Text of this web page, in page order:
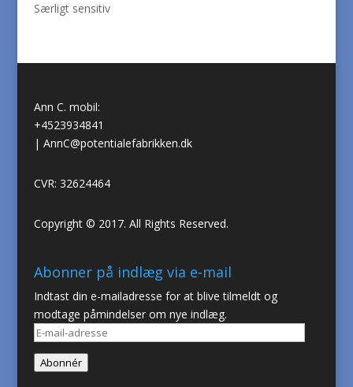
Særligt sensitiv
Ann C. mobil:
+4523934841
| AnnC@potentialefabrikken.dk
CVR: 32624464
Copyright © 2017. All Rights Reserved.
Abonner på indlæg via e-mail
Indtast din e-mailadresse for at blive tilmeldt og
modtage påmindelser om nye indlæg.
E-
mail-
adresse
Abonnér